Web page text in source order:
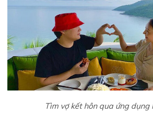
Tìm vợ kết hôn qua ứng dụng